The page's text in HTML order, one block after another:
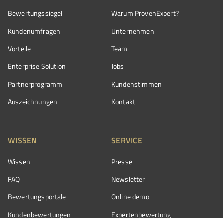
Bewertungssiegel
Kundenumfragen
Vorteile
Enterprise Solution
Partnerprogramm
Auszeichnungen
Warum ProvenExpert?
Unternehmen
Team
Jobs
Kundenstimmen
Kontakt
WISSEN
Wissen
FAQ
Bewertungsportale
Kundenbewertungen
SERVICE
Presse
Newsletter
Online demo
Expertenbewertung